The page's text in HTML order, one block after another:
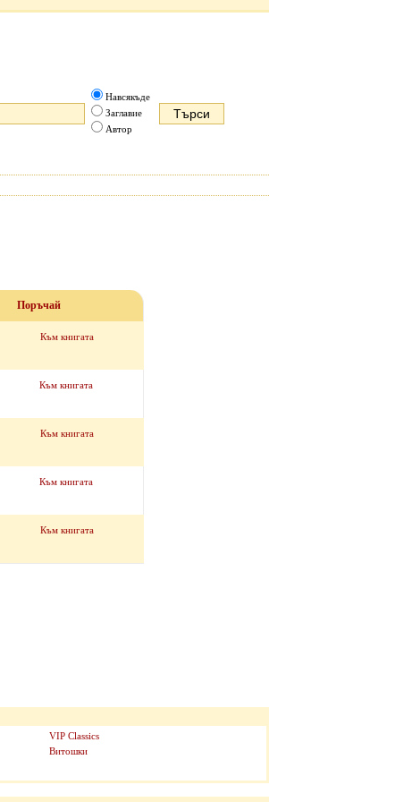
Навсякъде
Заглавие
Автор
Поръчай
Към книгата
Към книгата
Към книгата
Към книгата
Към книгата
VIP Classics
Витошки